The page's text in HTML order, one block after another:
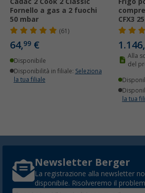
Fornello a gas a 2 fuochi
50 mbar
(61)
64,99 €
Disponibile
Disponibilità in filiale: Seleziona
la tua filiale
CFX3
1.146,
Alla
del
la tua
Newsletter Berger
La registrazione alla newsletter
disponibile. Risolveremo il